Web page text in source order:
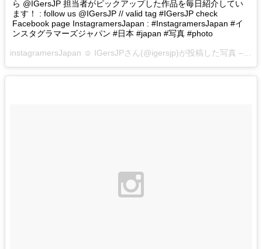
ら @IGersJP 担当者がピックアップした作品を毎日紹介してい
ます！ : follow us @IGersJP // valid tag #IGersJP check
Facebook page InstagramersJapan : #InstagramersJapan #イ
ンスタグラマーズジャパン #日本 #japan #写真 #photo